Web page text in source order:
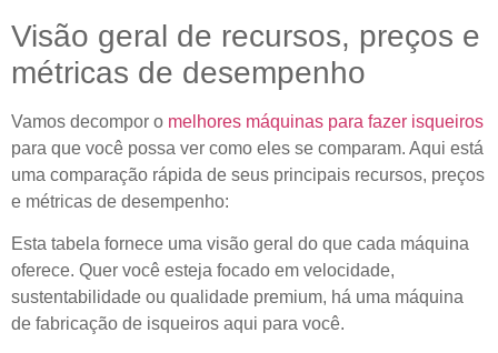
Visão geral de recursos, preços e
métricas de desempenho
Vamos decompor o melhores máquinas para fazer isqueiros
para que você possa ver como eles se comparam. Aqui está
uma comparação rápida de seus principais recursos, preços
e métricas de desempenho:
Esta tabela fornece uma visão geral do que cada máquina
oferece. Quer você esteja focado em velocidade,
sustentabilidade ou qualidade premium, há uma máquina
de fabricação de isqueiros aqui para você.